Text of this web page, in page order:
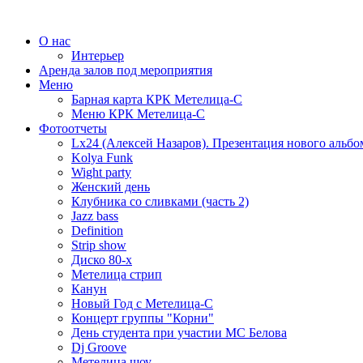
О нас
Интерьер
Аренда залов под мероприятия
Меню
Барная карта КРК Метелица-С
Меню КРК Метелица-С
Фотоотчеты
Lx24 (Алексей Назаров). Презентация нового
Kolya Funk
Wight party
Женский день
Клубника со сливками (часть 2)
Jazz bass
Definition
Strip show
Диско 80-х
Метелица стрип
Канун
Новый Год с Метелица-С
Концерт группы "Корни"
День студента при участии МС Белова
Dj Groove